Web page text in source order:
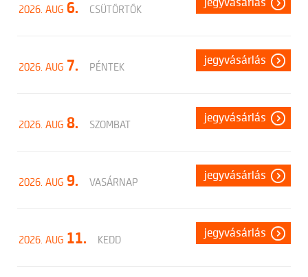
2026. AUG 6. CSÜTÖRTÖK
jegyvásárlás
2026. AUG 7. PÉNTEK
jegyvásárlás
2026. AUG 8. SZOMBAT
jegyvásárlás
2026. AUG 9. VASÁRNAP
jegyvásárlás
2026. AUG 11. KEDD
jegyvásárlás